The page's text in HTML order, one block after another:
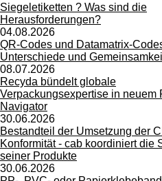
Siegeletiketten ? Was sind die
Herausforderungen?
04.08.2026
QR-Codes und Datamatrix-
Unterschiede und
08.07.2026
Recyda bündelt globale
Verpackungsexpertise in neuem
Navigator
30.06.2026
Bestandteil der Umsetzung der
Konformität - cab koordiniert die
seiner Produkte
30.06.2026